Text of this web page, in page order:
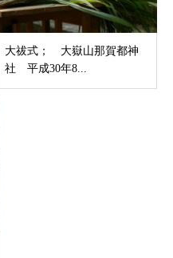
大祓式； 大嶽山那賀都神
社 平成30年8...